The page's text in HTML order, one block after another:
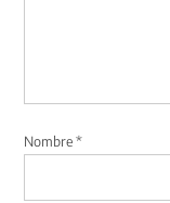
Nombre*